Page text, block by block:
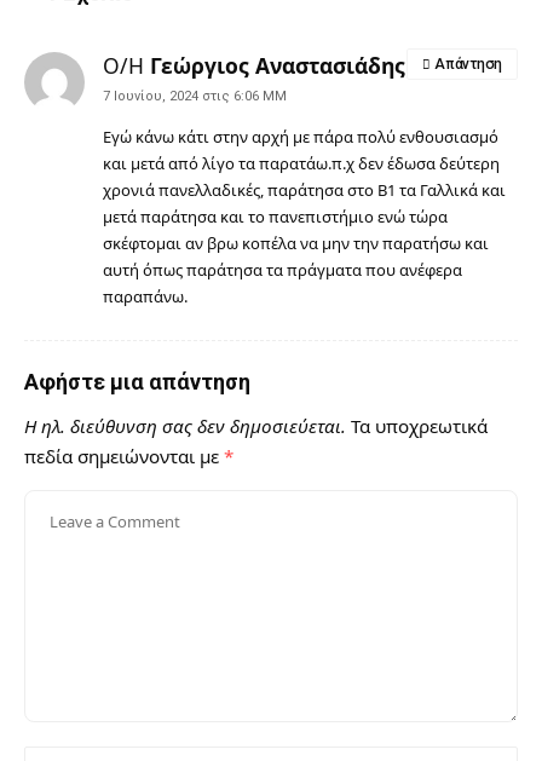
Ο/Η Γεώργιος Αναστασιάδης
7 Ιουνίου, 2024 στις 6:06 ΜΜ
Εγώ κάνω κάτι στην αρχή με πάρα πολύ ενθουσιασμό
και μετά από λίγο τα παρατάω.π.χ δεν έδωσα δεύτερη
χρονιά πανελλαδικές, παράτησα στο Β1 τα Γαλλικά και
μετά παράτησα και το πανεπιστήμιο ενώ τώρα
σκέφτομαι αν βρω κοπέλα να μην την παρατήσω και
αυτή όπως παράτησα τα πράγματα που ανέφερα
παραπάνω.
Απάντηση
Αφήστε μια απάντηση
Η ηλ. διεύθυνση σας δεν δημοσιεύεται. Τα υποχρεωτικά
πεδία σημειώνονται με *